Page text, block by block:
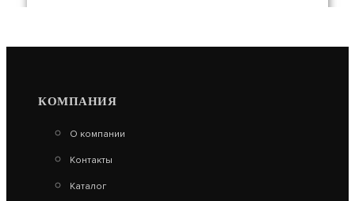
0.5ММ СТАЛЬ МАСТЕР
950
КОМПАНИЯ
О компании
Контакты
Каталог